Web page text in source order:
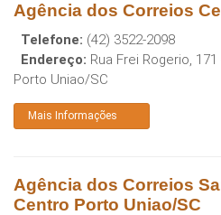
Agência dos Correios
Telefone: (42) 3522-2098
Endereço: Rua Frei Rogerio,
Porto Uniao/SC
Mais Informações
Agência dos Correios
Centro Porto Uniao/SC